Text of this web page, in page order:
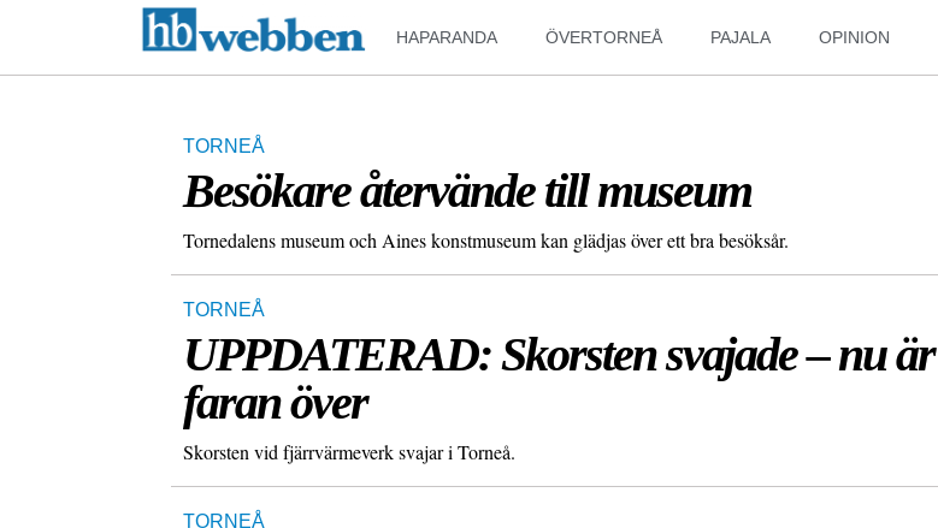
HAPARANDA ÖVERTORNEÅ PAJALA OPINION
TORNEÅ
Besökare återvände till museum
Tornedalens museum och Aines konstmuseum kan glädjas över ett bra besöksår.
TORNEÅ
UPPDATERAD: Skorsten svajade – nu är
faran över
Skorsten vid fjärrvärmeverk svajar i Torneå.
TORNEÅ